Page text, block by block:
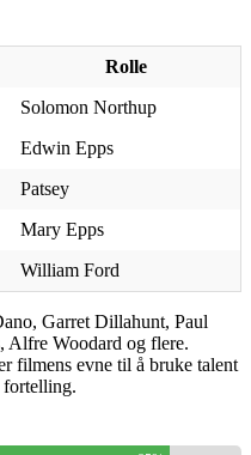
Rolle
Solomon Northup
Edwin Epps
Patsey
Mary Epps
William Ford
Garret Dillahunt, Paul
Alfre Woodard og flere.
filmens evne til å bruke talent
fortelling.